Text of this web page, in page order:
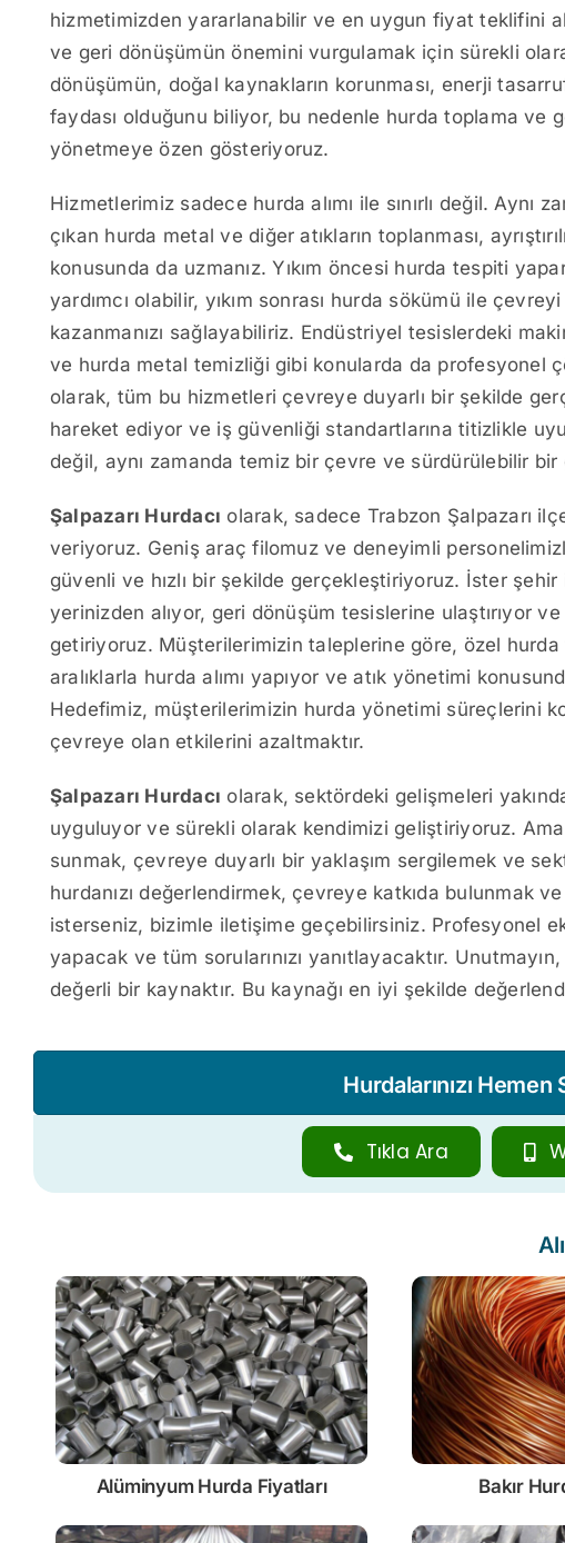
hizmetimizden yararlanabilir ve en uygun fiyat teklifini
ve geri dönüşümün önemini vurgulamak için sürekli
dönüşümün, doğal kaynakların korunması, enerji
faydası olduğunu biliyor, bu nedenle hurda toplama ve
yönetmeye özen gösteriyoruz.
Hizmetlerimiz sadece hurda alımı ile sınırlı değil. Aynı
çıkan hurda metal ve diğer atıkların toplanması,
konusunda da uzmanız. Yıkım öncesi hurda tespiti
yardımcı olabilir, yıkım sonrası hurda sökümü ile
kazanmanızı sağlayabiliriz. Endüstriyel tesislerdeki
ve hurda metal temizliği gibi konularda da profesyonel
olarak, tüm bu hizmetleri çevreye duyarlı bir şekilde
hareket ediyor ve iş güvenliği standartlarına titizlikle
değil, aynı zamanda temiz bir çevre ve sürdürülebilir bir
Şalpazarı Hurdacı olarak, sadece Trabzon Şalpazarı
veriyoruz. Geniş araç filomuz ve deneyimli
güvenli ve hızlı bir şekilde gerçekleştiriyoruz. İster şehir
yerinizden alıyor, geri dönüşüm tesislerine ulaştırıyor
getiriyoruz. Müşterilerimizin taleplerine göre, özel
aralıklarla hurda alımı yapıyor ve atık yönetimi
Hedefimiz, müşterilerimizin hurda yönetimi süreçlerini
çevreye olan etkilerini azaltmaktır.
Şalpazarı Hurdacı olarak, sektördeki gelişmeleri
uyguluyor ve sürekli olarak kendimizi geliştiriyoruz.
sunmak, çevreye duyarlı bir yaklaşım sergilemek ve
hurdanızı değerlendirmek, çevreye katkıda bulunmak
isterseniz, bizimle iletişime geçebilirsiniz. Profesyonel
yapacak ve tüm sorularınızı yanıtlayacaktır.
değerli bir kaynaktır. Bu kaynağı en iyi şekilde
Hurdalarınızı
Tıkla Ara
Alüminyum Hurda Fiyatları Bakır